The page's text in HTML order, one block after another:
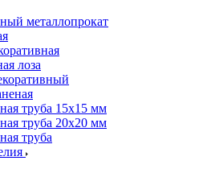
металлопрокат
лоза
труба 15х15 мм
труба 20х20 мм
труба